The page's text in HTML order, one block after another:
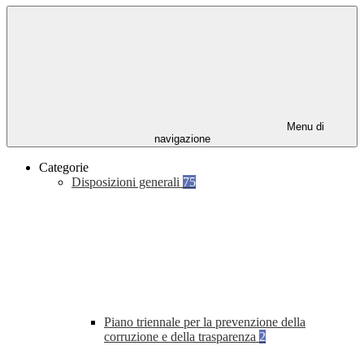
Menu di
navigazione
Categorie
Disposizioni generali 75
Piano triennale per la prevenzione della
corruzione e della trasparenza 2